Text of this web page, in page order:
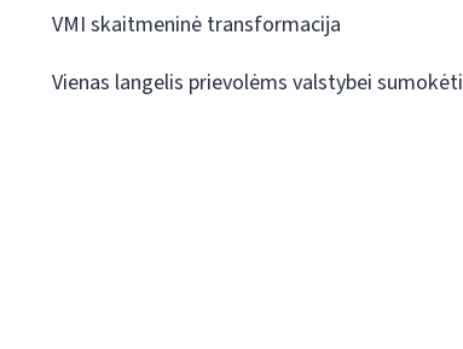
VMI skaitmeninė transformacija
Vienas langelis prievolėms valstybei sumokėti